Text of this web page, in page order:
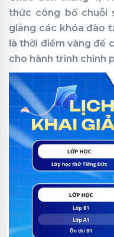
thức công bố chuỗi
giảng các khóa đào
là thời điểm vàng để
cho hành trình chinh